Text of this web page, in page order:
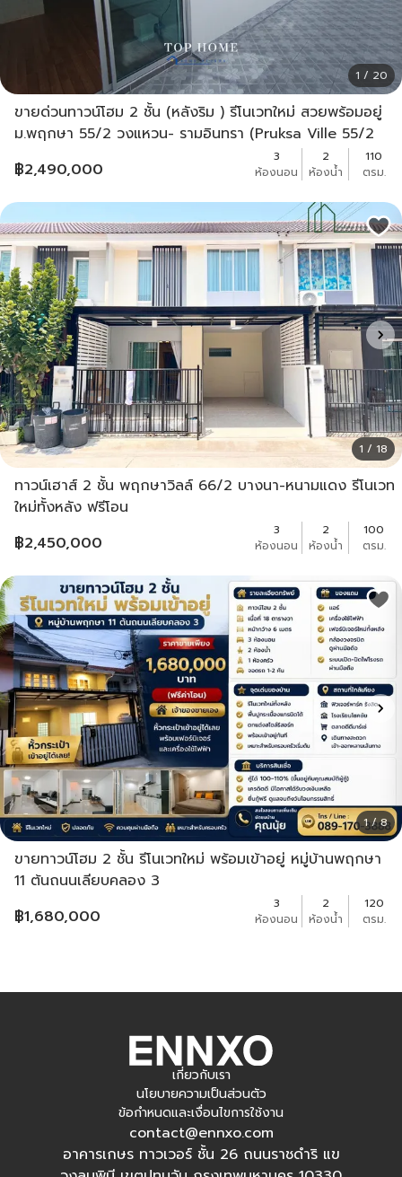
1 / 20
ขายด่วนทาวน์โฮม 2 ชั้น (หลังริม ) รีโนเวทใหม่ สวยพร้อมอยู่
ม.พฤกษา 55/2 วงแหวน- รามอินทรา (Pruksa Ville 55/2
฿2,490,000
3
ห้องนอน
2
ห้องน้ำ
110
ตรม.
1 / 18
ทาวน์เฮาส์ 2 ชั้น พฤกษาวิลล์ 66/2 บางนา-หนามแดง รีโนเวท
ใหม่ทั้งหลัง ฟรีโอน
฿2,450,000
3
ห้องนอน
2
ห้องน้ำ
100
ตรม.
1 / 8
ขายทาวน์โฮม 2 ชั้น รีโนเวทใหม่ พร้อมเข้าอยู่ หมู่บ้านพฤกษา
11 ต้นถนนเลียบคลอง 3
฿1,680,000
3
ห้องนอน
2
ห้องน้ำ
120
ตรม.
เกี่ยวกับเรา
นโยบายความเป็นส่วนตัว
ข้อกำหนดและเงื่อนไขการใช้งาน
contact@ennxo.com
อาคารเกษร ทาวเวอร์ ชั้น 26 ถนนราชดำริ แข